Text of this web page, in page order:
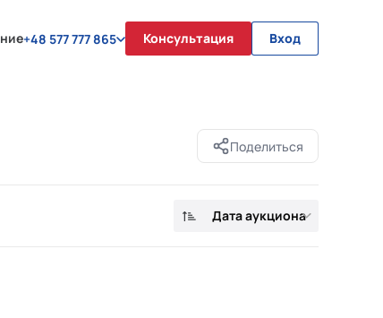
+48 577 777 865 Консультация Вход
Поделиться
Дата аукциона